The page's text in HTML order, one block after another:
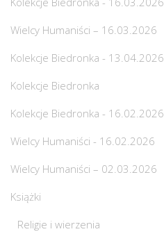
Wielcy Humaniści – 16.03.2026
Kolekcje Biedronka - 13.04.2026
Kolekcje Biedronka
Kolekcje Biedronka - 16.02.2026
Wielcy Humaniści - 16.02.2026
Wielcy Humaniści – 02.03.2026
Książki
Religie i wierzenia